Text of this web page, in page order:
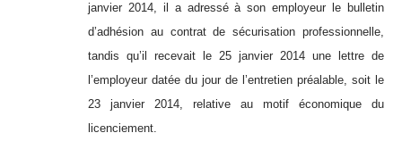
janvier 2014, il a adressé à son employeur le bulletin
d’adhésion au contrat de sécurisation professionnelle,
tandis qu’il recevait le 25 janvier 2014 une lettre de
l’employeur datée du jour de l’entretien préalable, soit le
23 janvier 2014, relative au motif économique du
licenciement.